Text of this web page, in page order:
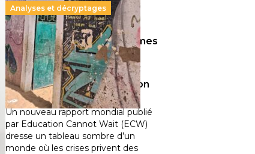
Analyses et décryptages
258 millions d’enfants victimes
de la guerre, des chocs
climatiques et des
déplacements de population
11 juillet 2026 -National
Un nouveau rapport mondial publié
par Education Cannot Wait (ECW)
dresse un tableau sombre d’un
monde où les crises privent des